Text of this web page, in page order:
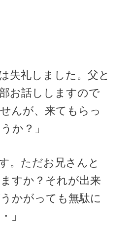
失礼しました。父と
お話ししますので
んが、来てもらっ
か？」
。ただお兄さんと
すか？それが出来
かがっても無駄に
」